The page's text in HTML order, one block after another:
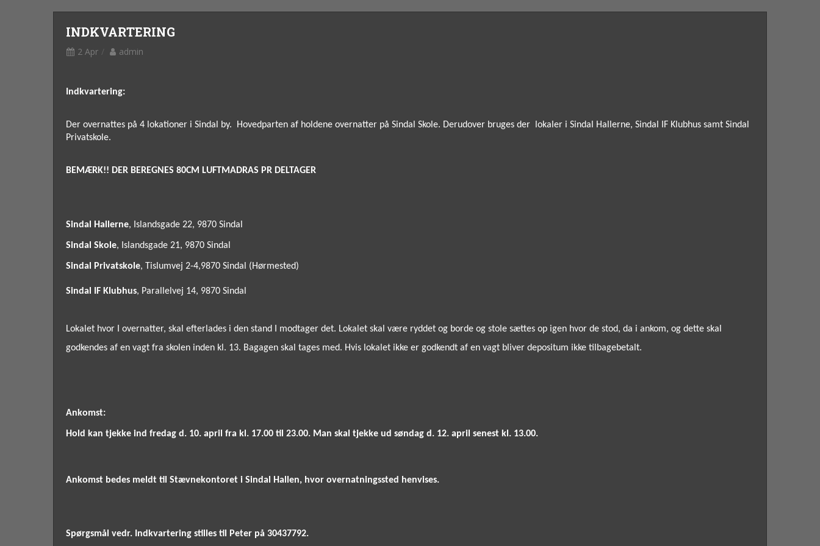
INDKVARTERING
2 Apr admin
Indkvartering:
Der overnattes på 4 lokationer i Sindal by. Hovedparten af holdene overnatter på Sindal Skole. Derudover bruges der lokaler i Sindal Hallerne, Sindal IF Klubhus samt Sindal
Privatskole.
BEMÆRK!! DER BEREGNES 80CM LUFTMADRAS PR DELTAGER
Sindal Hallerne, Islandsgade 22, 9870 Sindal
Sindal Skole, Islandsgade 21, 9870 Sindal
Sindal Privatskole, Tislumvej 2-4,9870 Sindal (Hørmested)
Sindal IF Klubhus, Parallelvej 14, 9870 Sindal
Lokalet hvor I overnatter, skal efterlades i den stand I modtager det. Lokalet skal være ryddet og borde og stole sættes op igen hvor de stod, da i ankom, og dette skal
godkendes af en vagt fra skolen inden kl. 13. Bagagen skal tages med. Hvis lokalet ikke er godkendt af en vagt bliver depositum ikke tilbagebetalt.
Ankomst:
Hold kan tjekke ind fredag d. 10. april fra kl. 17.00 til 23.00. Man skal tjekke ud søndag d. 12. april senest kl. 13.00.
Ankomst bedes meldt til Stævnekontoret i Sindal Hallen, hvor overnatningssted henvises.
Spørgsmål vedr. Indkvartering stilles til Peter på 30437792.